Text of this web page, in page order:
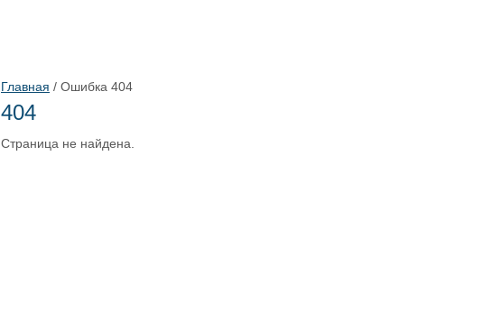
Главная / Ошибка 404
404
Страница не найдена.